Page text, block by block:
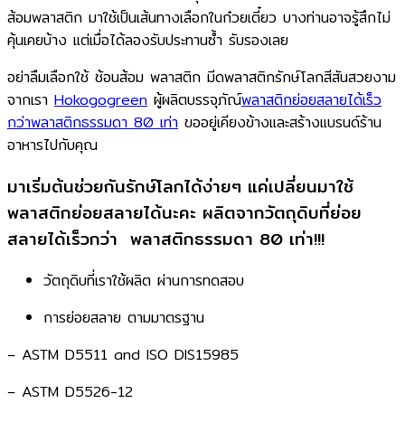
ส้อมพลาสติก มาใช้เป็นเส้นทางเลือกในก๋วยเตี๋ยว บางท่านอาจรู้สึกไม่
คุ้นเคยบ้าง แต่เมื่อได้ลองรับประทานซ้ำ รับรองเลย
อย่าลืมเลือกใช้ ช้อนส้อม พลาสติก มีดพลาสติกรักษ์โลกสีสันสวยงาม
จากเรา Hokogogreen ผู้ผลิตบรรจุภัณ์พลาสติกย่อยสลายได้เร็ว
กว่าพลาสติกธรรมดา 80 เท่า ขออยู่เคียงข้างและสร้างแบรนด์ร้าน
อาหารไปกับคุณ
มาเริ่มต้นช่วยกันรักษ์โลกได้ง่ายๆ​ แค่เปลี่ยนมาใช้
พลาสติกย่อยสลายได้นะคะ ผลิตจากวัตถุดิบที่ย่อย
สลายได้เร็วกว่า ​ พลาสติกธรรมดา 80 เท่า!!!​
วัตถุดิบที่เราใช้ผลิต ผ่านการทดสอบ​
การย่อยสลาย ตามมาตรฐาน​
– ASTM D5511 and ISO DIS15985​
– ASTM D5526-12​